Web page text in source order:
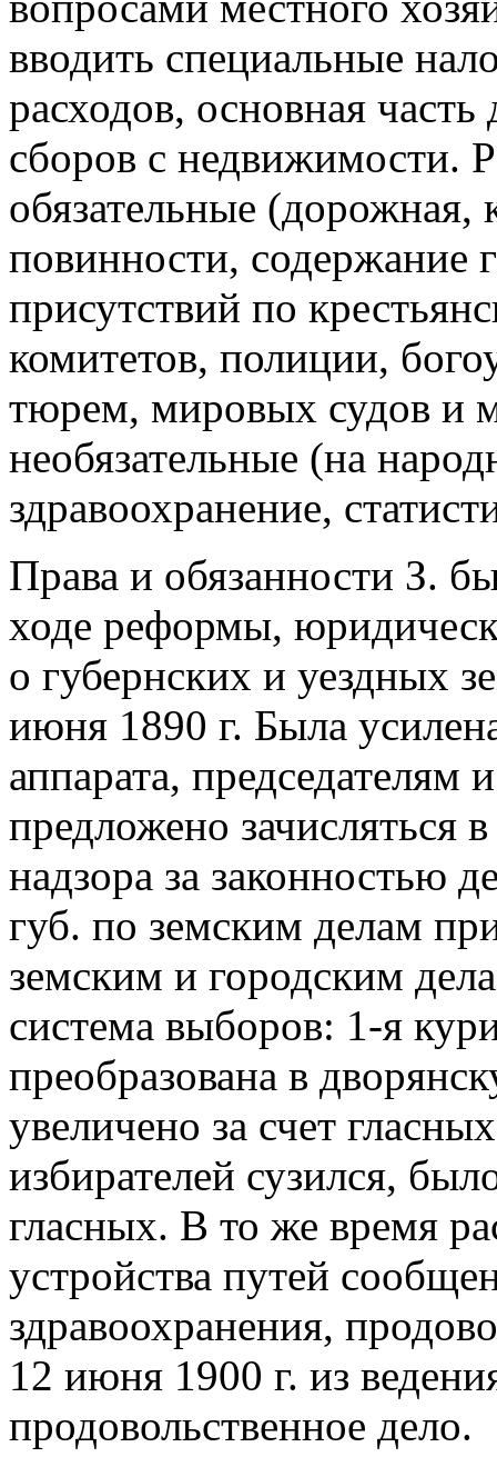
вводить специальные
расходов, основная
сборов с недвижимости.
обязательные (дорожная,
повинности, содержание
присутствий по
комитетов, полиции,
тюрем, мировых судов и
необязательные (на
здравоохранение,
Права и обязанности З.
ходе реформы,
о губернских и уездных
июня 1890 г. Была
аппарата, председателям
предложено зачисляться
надзора за законностью
губ. по земским делам
земским и городским
система выборов: 1-я
преобразована в
увеличено за счет
избирателей сузился,
гласных. В то же время
устройства путей
здравоохранения,
12 июня 1900 г. из
продовольственное дело.